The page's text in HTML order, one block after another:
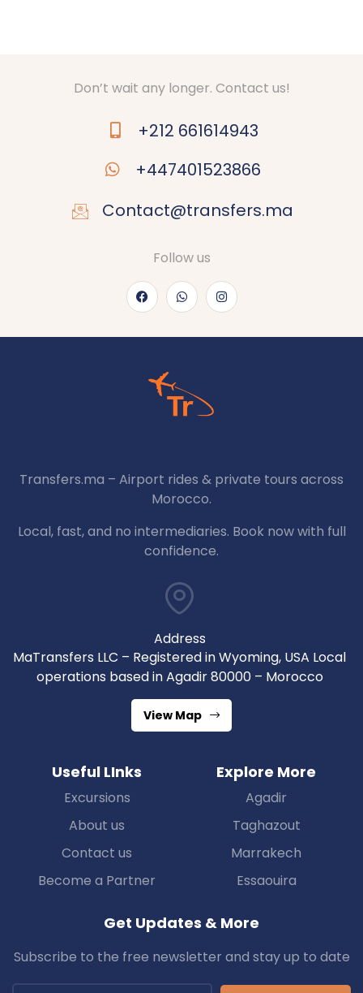
Don’t wait any longer. Contact us!
+212 661614943
+447401523866
Contact@transfers.ma
Follow us
Transfers.ma – Airport rides & private tours across
Morocco.
Local, fast, and no intermediaries. Book now with full
confidence.
Address
MaTransfers LLC – Registered in Wyoming, USA Local
operations based in Agadir 80000 – Morocco
View Map
Useful LInks
Excursions
About us
Contact us
Become a Partner
Explore More
Agadir
Taghazout
Marrakech
Essaouira
Get Updates & More
Subscribe to the free newsletter and stay up to date